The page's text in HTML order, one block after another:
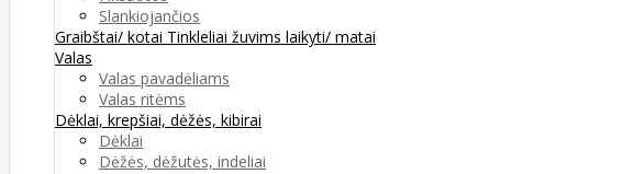
Slankiojančios
Graibštai/ kotai Tinkleliai žuvims laikyti/ matai
Valas
Valas pavadėliams
Valas ritėms
Dėklai, krepšiai, dėžės, kibirai
Dėklai
Dėžės, dėžutės, indeliai